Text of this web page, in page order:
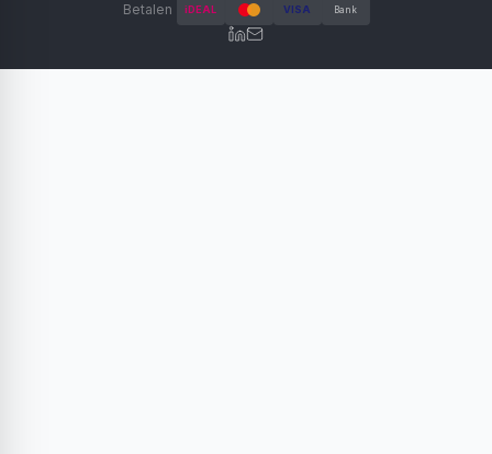
Betalen
iDEAL VISA Bank